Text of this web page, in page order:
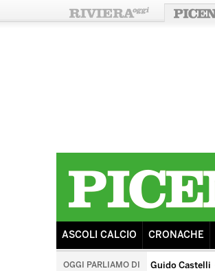
ASCOLI CALCIO CRONACHE
OGGI PARLIAMO DI Guido Castelli